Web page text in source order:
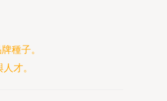
種子。
才。